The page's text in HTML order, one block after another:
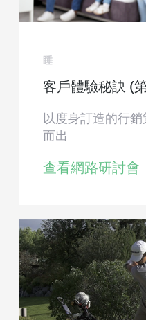
睡
客戶體驗秘訣 (
以度身訂造的行
而出
查看網路研討會